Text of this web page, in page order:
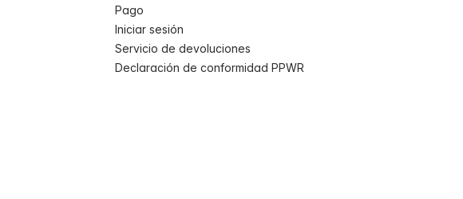
Pago
Iniciar sesión
Servicio de devoluciones
Declaración de conformidad PPWR